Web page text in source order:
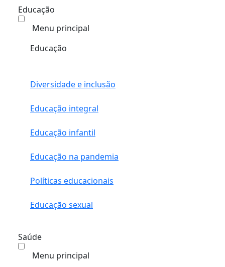
Educação
Menu principal
Educação
Diversidade e inclusão
Educação integral
Educação infantil
Educação na pandemia
Políticas educacionais
Educação sexual
Saúde
Menu principal